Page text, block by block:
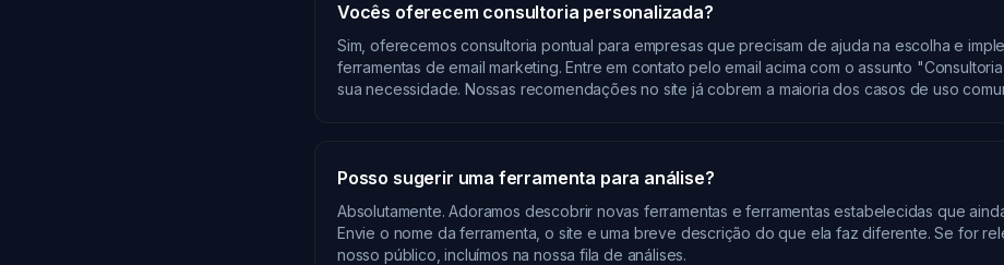
Vocês oferecem consultoria personalizada?
Sim, oferecemos consultoria pontual para empresas que precisam de ajuda na escolha e
ferramentas de email marketing. Entre em contato pelo email acima com o assunto
sua necessidade. Nossas recomendações no site já cobrem a maioria dos casos de uso
Posso sugerir uma ferramenta para análise?
Absolutamente. Adoramos descobrir novas ferramentas e ferramentas estabelecidas que
Envie o nome da ferramenta, o site e uma breve descrição do que ela faz diferente. Se for
nosso público, incluímos na nossa fila de análises.